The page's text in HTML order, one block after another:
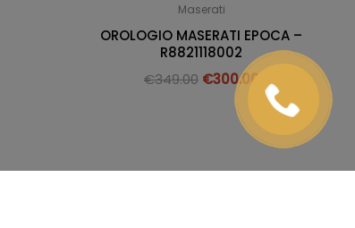
Maserati
OROLOGIO MASERATI EPOCA –
R8821118002
€349.00 €300.00